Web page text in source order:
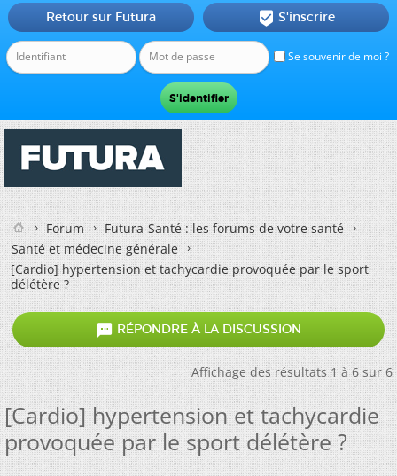
Se souvenir de moi ?
Retour sur Futura  S'inscrire
Forum
Futura-Santé : les forums de votre santé
Santé et médecine générale
[Cardio] hypertension et tachycardie provoquée par le sport
délétère ?
 RÉPONDRE À LA DISCUSSION
Affichage des résultats 1 à 6 sur 6
[Cardio] hypertension et tachycardie
provoquée par le sport délétère ?